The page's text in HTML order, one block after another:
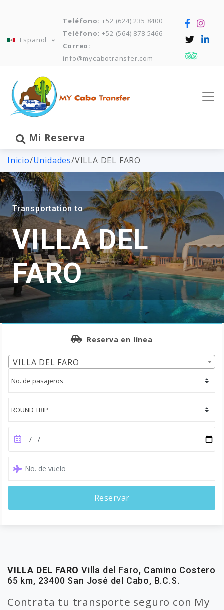
Español
Teléfono: +52 (624) 235 8400
Teléfono: +52 (564) 878 5466
Correo:
info@mycabotransfer.com
Mi Reserva
Inicio/Unidades/VILLA DEL FARO
Transportation to
VILLA DEL
FARO
Reserva en línea
VILLA DEL FARO
Reservar
VILLA DEL FARO Villa del Faro, Camino Costero
65 km, 23400 San José del Cabo, B.C.S.
Contrata tu transporte seguro con My